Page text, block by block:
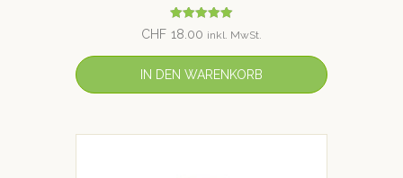
Bewertet mit
5.00
CHF 18.00 inkl. MwSt.
IN DEN WARENKORB